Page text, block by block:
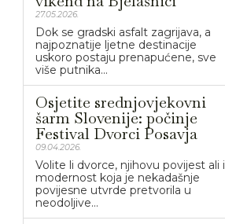
27.05.2026.
Dok se gradski asfalt zagrijava, a
najpoznatije ljetne destinacije
uskoro postaju prenapućene, sve
više putnika...
Osjetite srednjovjekovni
šarm Slovenije: počinje
Festival Dvorci Posavja
09.04.2026.
Volite li dvorce, njihovu povijest ali i
modernost koja je nekadašnje
povijesne utvrde pretvorila u
neodoljive...